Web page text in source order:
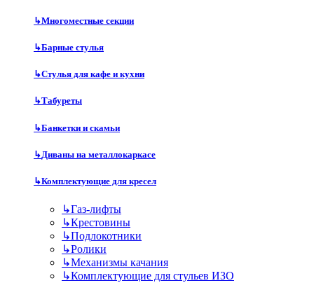
↳Многоместные секции
↳Барные стулья
↳Стулья для кафе и кухни
↳Табуреты
↳Банкетки и скамьи
↳Диваны на металлокаркасе
↳Комплектующие для кресел
↳Газ-лифты
↳Крестовины
↳Подлокотники
↳Ролики
↳Механизмы качания
↳Комплектующие для стульев ИЗО